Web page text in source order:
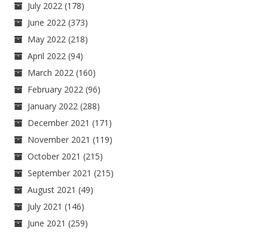
July 2022 (178)
June 2022 (373)
May 2022 (218)
April 2022 (94)
March 2022 (160)
February 2022 (96)
January 2022 (288)
December 2021 (171)
November 2021 (119)
October 2021 (215)
September 2021 (215)
August 2021 (49)
July 2021 (146)
June 2021 (259)